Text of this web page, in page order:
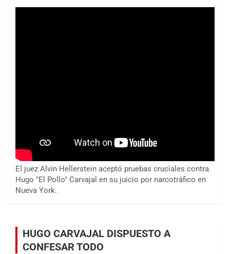
El juez Alvin Hellerstein aceptó pruebas cruciales contra
Hugo "El Pollo" Carvajal en su juicio por narcotráfico en
Nueva York.
HUGO CARVAJAL DISPUESTO A
CONFESAR TODO